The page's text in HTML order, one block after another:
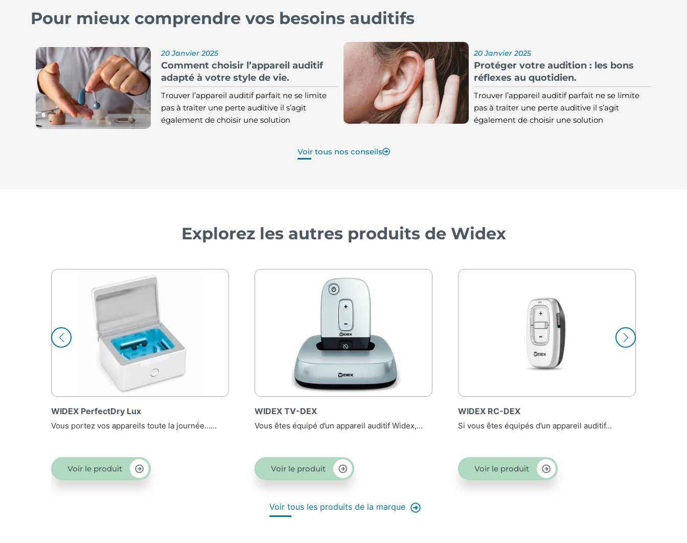
Pour mieux comprendre vos besoins auditifs
20 Janvier 2025
Comment choisir l’appareil auditif
adapté à votre style de vie.
Trouver l’appareil auditif parfait ne se limite
pas à traiter une perte auditive il s’agit
également de choisir une solution
20 Janvier 2025
Protéger votre audition : les bons
réflexes au quotidien.
Trouver l’appareil auditif parfait ne se limite
pas à traiter une perte auditive il s’agit
également de choisir une solution
Voir tous nos conseils
Explorez les autres produits de Widex
WIDEX PerfectDry Lux
Vous portez vos appareils toute la journée…...
Voir le produit
WIDEX TV-DEX
Vous êtes équipé d’un appareil auditif Widex,...
Voir le produit
WIDEX RC-DEX
Si vous êtes équipés d’un appareil auditif...
Voir le produit
Voir tous les produits de la marque